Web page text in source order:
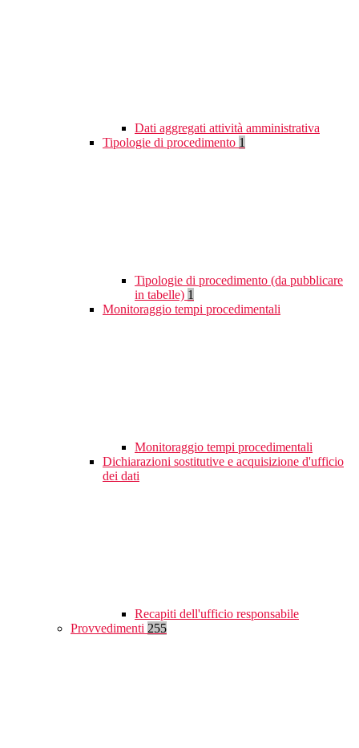
Dati aggregati attività amministrativa
Tipologie di procedimento 1
Tipologie di procedimento (da pubblicare
in tabelle) 1
Monitoraggio tempi procedimentali
Monitoraggio tempi procedimentali
Dichiarazioni sostitutive e acquisizione d'ufficio
dei dati
Recapiti dell'ufficio responsabile
Provvedimenti 255